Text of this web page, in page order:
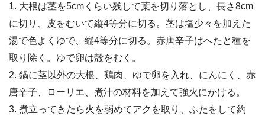
1. 大根は茎を5cmくらい残して葉を切り落とし、長さ8cm
に切り、皮をむいて縦4等分に切る。茎は塩少々を加えた
湯で色よくゆで、縦4等分に切る。赤唐辛子はへたと種を
取り除く。ゆで卵は殻をむく。
2. 鍋に茎以外の大根、鶏肉、ゆで卵を入れ、にんにく、赤
唐辛子、ローリエ、煮汁の材料を加えて強火にかける。
3. 煮立ってきたら火を弱めてアクを取り、ふたをして約